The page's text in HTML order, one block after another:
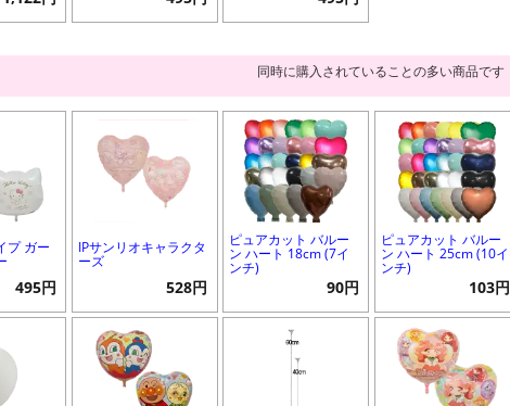
同時に購入されていることの多い商品です
プ ガー
495円
IPサンリオキャラクタ
ーズ
528円
ピュアカット バルー
ン ハート 18cm (7イ
ンチ)
90円
ピュアカット バルー
ン ハート 25cm (10イ
ンチ)
103円